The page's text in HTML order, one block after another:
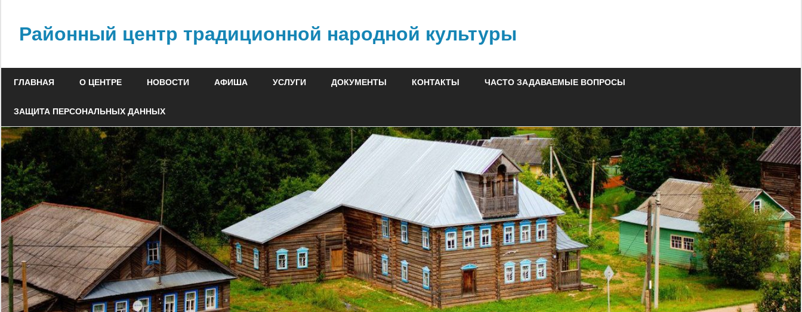
contentРайонный центр традиционной народной культуры
ГЛАВНАЯ О ЦЕНТРЕ НОВОСТИ АФИША УСЛУГИ ДОКУМЕНТЫ КОНТАКТЫ ЧАСТО ЗАДАВАЕМЫЕ ВОПРОСЫ
ЗАЩИТА ПЕРСОНАЛЬНЫХ ДАННЫХ